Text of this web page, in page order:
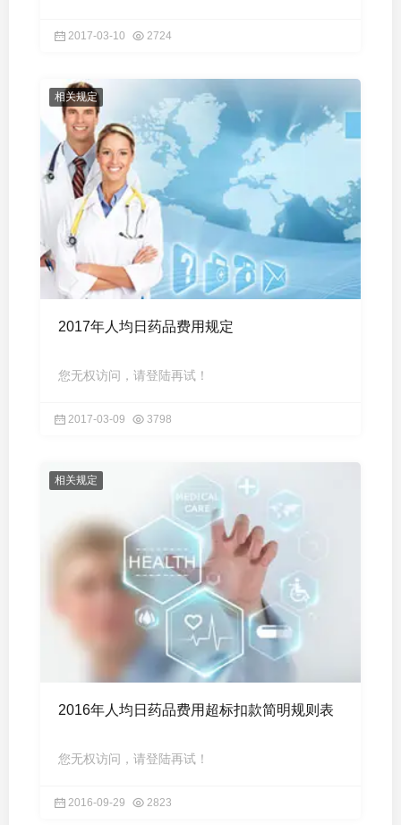
2017-03-10 2724
相关规定
2017年人均日药品费用规定
您无权访问，请登陆再试！
2017-03-09 3798
相关规定
2016年人均日药品费用超标扣款简明规则表
您无权访问，请登陆再试！
2016-09-29 2823